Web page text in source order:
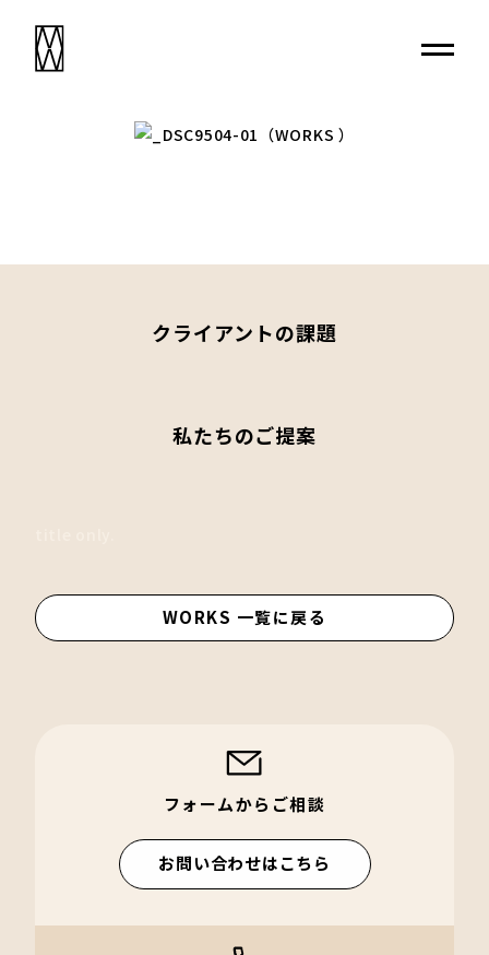
クライアントの課題
私たちのご提案
WORKS 一覧に戻る
フォームからご相談
お問い合わせはこちら